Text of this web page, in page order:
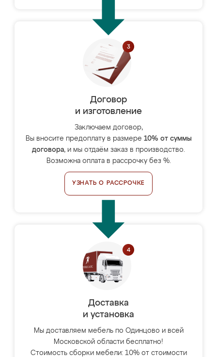
Договор
и изготовление
Заключаем договор,
Вы вносите предоплату в размере 10% от суммы
договора, и мы отдаём заказ в производство.
Возможна оплата в рассрочку без %.
УЗНАТЬ О РАССРОЧКЕ
Доставка
и установка
Мы доставляем мебель по Одинцово и всей
Московской области бесплатно!
Стоимость сборки мебели: 10% от стоимости